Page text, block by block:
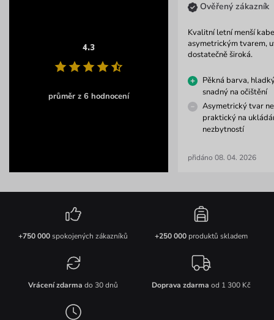
4.3
průměr z 6 hodnocení
Ověřený zákazník
Kvalitní letní menší
asymetrickým tvarem,
dostatečně široká.
Pěkná barva,
snadný na očištění
Asymetrický tvar
praktický na
nezbytností
přidáno 08. 04. 2026
+750 000spokojených zákazníků +250 000produktů skladem
Vrácení zdarma do 30 dnů Doprava zdarma od 1 300 Kč